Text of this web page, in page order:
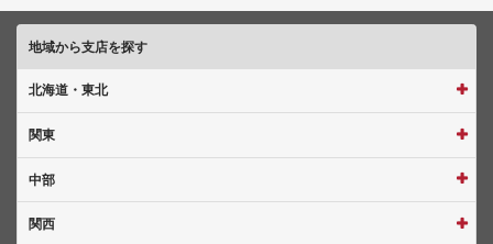
地域から支店を探す
北海道・東北
関東
中部
関西